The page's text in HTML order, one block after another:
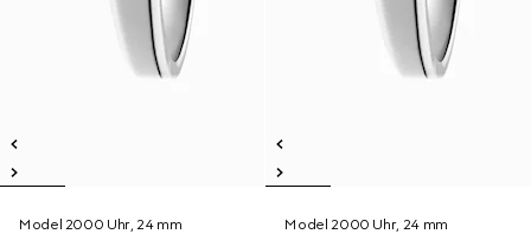
Model 2000 Uhr, 24 mm
Model 2000 Uhr, 24 mm